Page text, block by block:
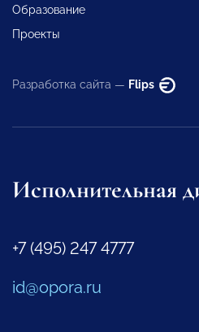
Образование
Проекты
Разработка сайта — Flips
Исполнительная
+7 (495) 247 4777
id@opora.ru